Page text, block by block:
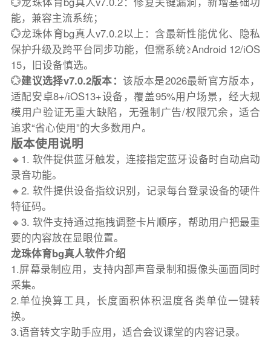
能，兼容主流系统；
💮龙珠体育bg真人v7.0.2以上：含最新性能优化、隐私
保护升级及跨平台同步功能，但需系统≥Android 12/iOS
15，旧设备慎选。
💮建议选择v7.0.2版本：该版本是2026最新官方版本，
适配安卓8+/iOS13+设备，覆盖95%用户场景，经大规
模用户验证无重大缺陷，无强制广告/权限冗余，适合
追求“省心使用”的大多数用户。
版本使用说明
🔸1. 软件提供蓝牙触发，连接指定蓝牙设备时自动启动
录音功能。
🔸2. 软件提供设备指纹识别，记录每台登录设备的硬件
特征码。
🔸3. 软件支持通过拖拽调整卡片顺序，帮助用户把最重
要的内容放在显眼位置。
龙珠体育bg真人软件介绍
1.屏幕录制应用，支持内部声音录制和摄像头画面同时
采集。
2.单位换算工具，长度面积体积温度各类单位一键转
换。
3.语音转文字助手应用，适合会议课堂的内容记录。